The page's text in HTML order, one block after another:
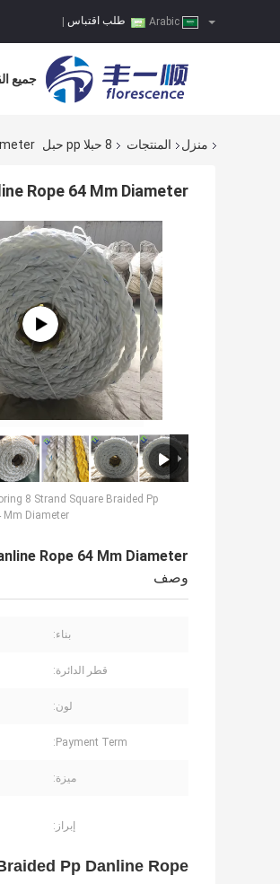
طلب اقتباس
جميع
منزل المنتجات 8 حبلا pp حبل
Rope 64 Mm Diameter
8 Strand Square Braided Pp
Mm Diameter
Rope 64 Mm Diameter
وصف
بناء:
قطر الدائرة:
لون:
Payment Term:
ميزة:
إبراز:
Pp Danline Rope